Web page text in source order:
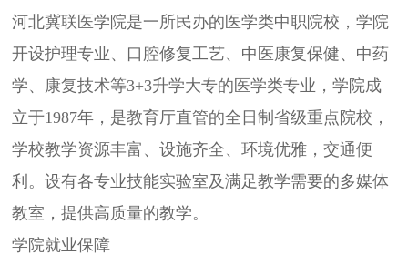
河北冀联医学院是一所民办的医学类中职院校，学院
开设护理专业、口腔修复工艺、中医康复保健、中药
学、康复技术等3+3升学大专的医学类专业，学院成
立于1987年，是教育厅直管的全日制省级重点院校，
学校教学资源丰富、设施齐全、环境优雅，交通便
利。设有各专业技能实验室及满足教学需要的多媒体
教室，提供高质量的教学。
学院就业保障